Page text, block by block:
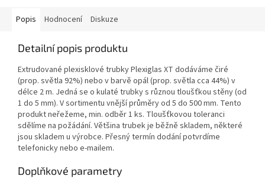
Popis Hodnocení Diskuze
Detailní popis produktu
Extrudované plexisklové trubky Plexiglas XT dodáváme čiré
(prop. světla 92%) nebo v barvě opál (prop. světla cca 44%) v
délce 2 m. Jedná se o kulaté trubky s různou tloušťkou stěny (od
1 do 5 mm). V sortimentu vnější průměry od 5 do 500 mm. Tento
produkt neřežeme, min. odběr 1 ks. Tloušťkovou toleranci
sdělíme na požádání. Většina trubek je běžně skladem, některé
jsou skladem u výrobce. Přesný termín dodání potvrdíme
telefonicky nebo e-mailem.
Doplňkové parametry